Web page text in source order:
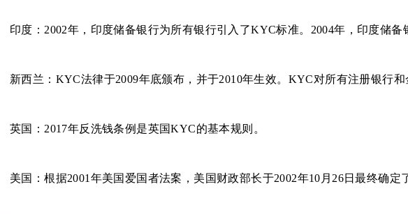
印度：2002年，印度储备银行为所有银行引入了KYC标准。2004年，印度储
新西兰：KYC法律于2009年底颁布，并于2010年生效。KYC对所有注册银行和
英国：2017年反洗钱条例是英国KYC的基本规则。
美国：根据2001年美国爱国者法案，美国财政部长于2002年10月26日最终确